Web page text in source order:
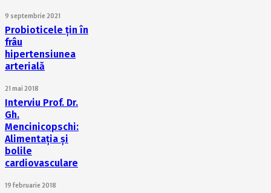
9 septembrie 2021
Probioticele țin în
frâu
hipertensiunea
arterială
21 mai 2018
Interviu Prof. Dr.
Gh.
Mencinicopschi:
Alimentația și
bolile
cardiovasculare
19 februarie 2018